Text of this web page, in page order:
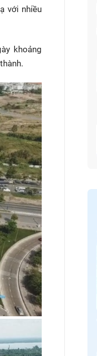
với nhiều
khoảng